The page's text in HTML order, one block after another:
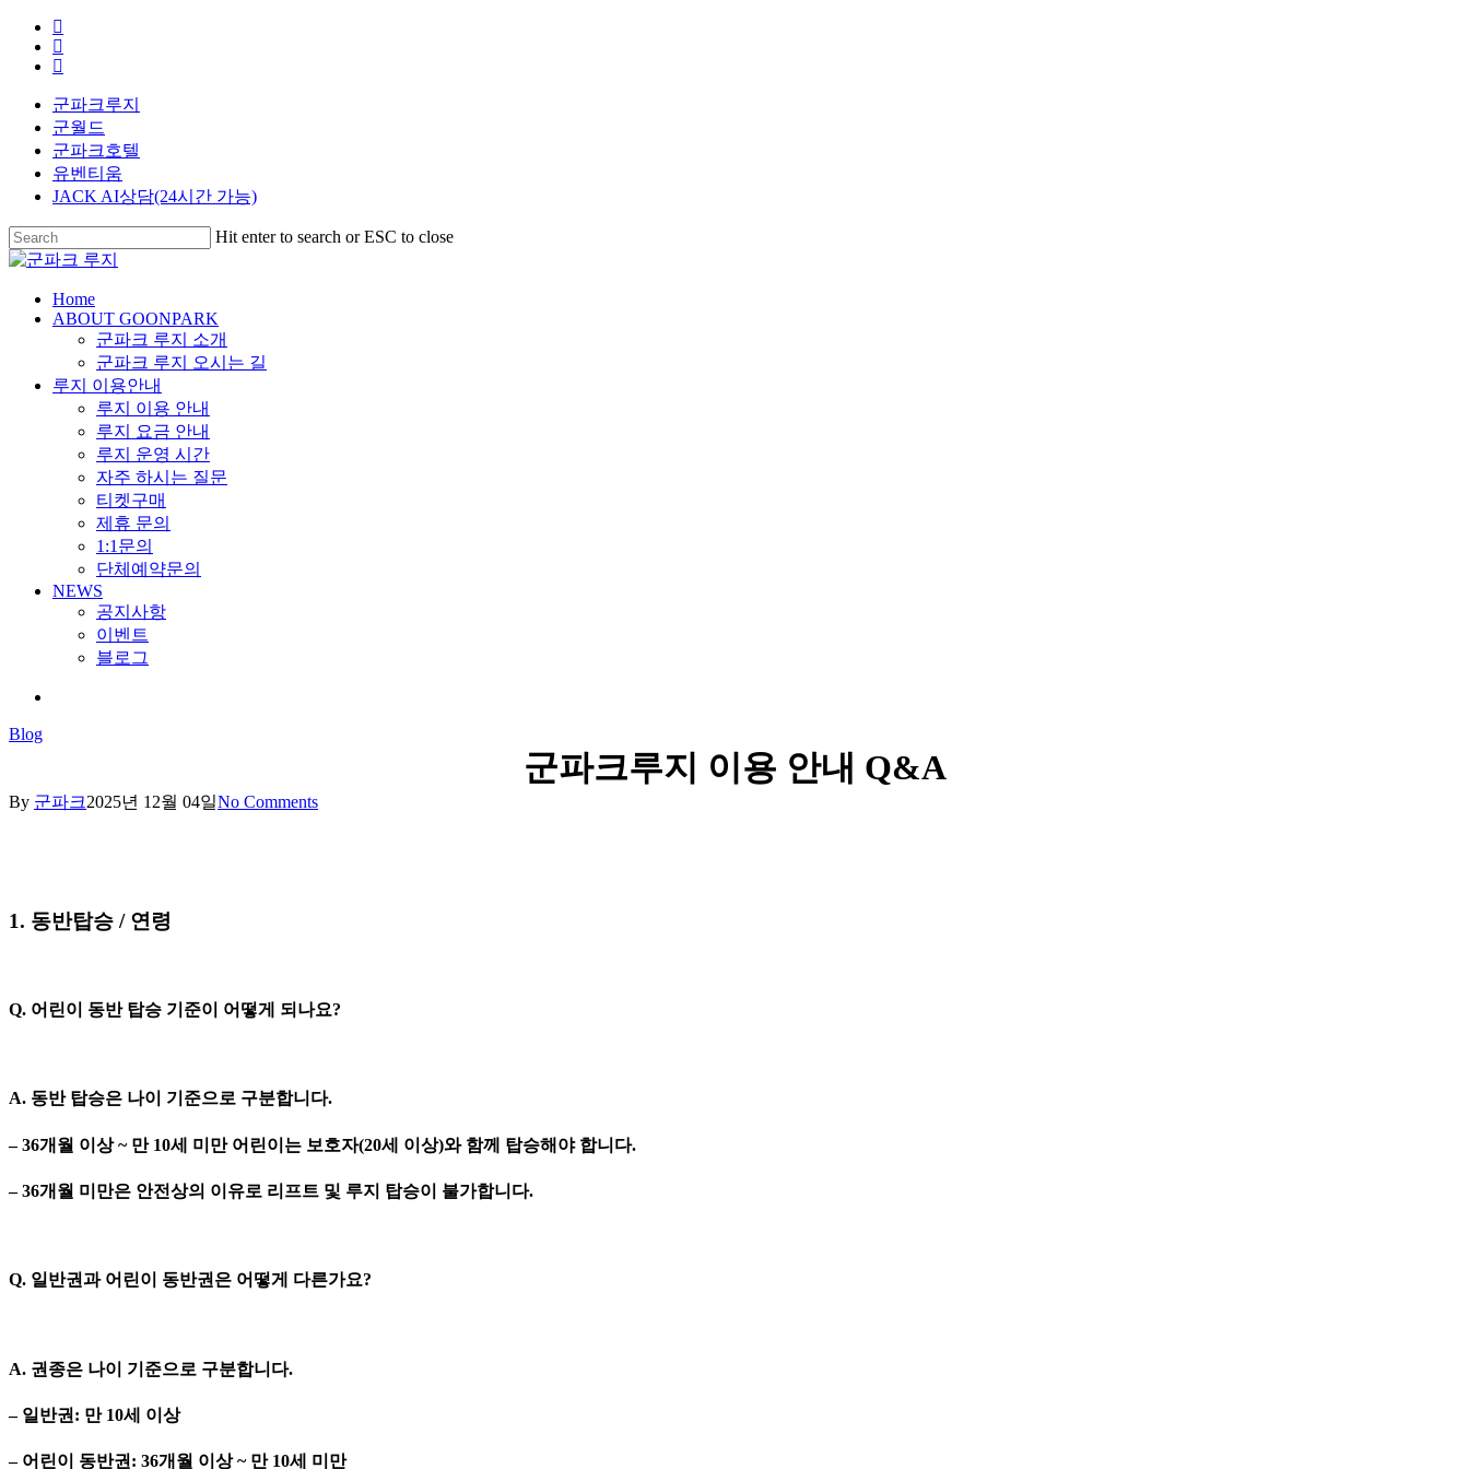
Skip
main
facebook
youtube
instagram
군파크루지
군월드
군파크호텔
유벤티움
JACK AI상담(24시간 가능)
Hit enter to search or ESC to close
Close
search
Menu
Home
ABOUT GOONPARK
군파크 루지 소개
군파크 루지 오시는 길
루지 이용안내
루지 이용 안내
루지 요금 안내
루지 운영 시간
자주 하시는 질문
티켓구매
제휴 문의
1:1문의
단체예약문의
NEWS
공지사항
이벤트
블로그
Blog
군파크루지 이용 안내 Q&A
By 군파크2025년 12월 04일No Comments
1. 동반탑승 / 연령
Q. 어린이 동반 탑승 기준이 어떻게 되나요?
A. 동반 탑승은 나이 기준으로 구분합니다.
– 36개월 이상 ~ 만 10세 미만 어린이는 보호자(20세 이상)와 함께 탑승해야 합니다.
– 36개월 미만은 안전상의 이유로 리프트 및 루지 탑승이 불가합니다.
Q. 일반권과 어린이 동반권은 어떻게 다른가요?
A. 권종은 나이 기준으로 구분합니다.
– 일반권: 만 10세 이상
– 어린이 동반권: 36개월 이상 ~ 만 10세 미만